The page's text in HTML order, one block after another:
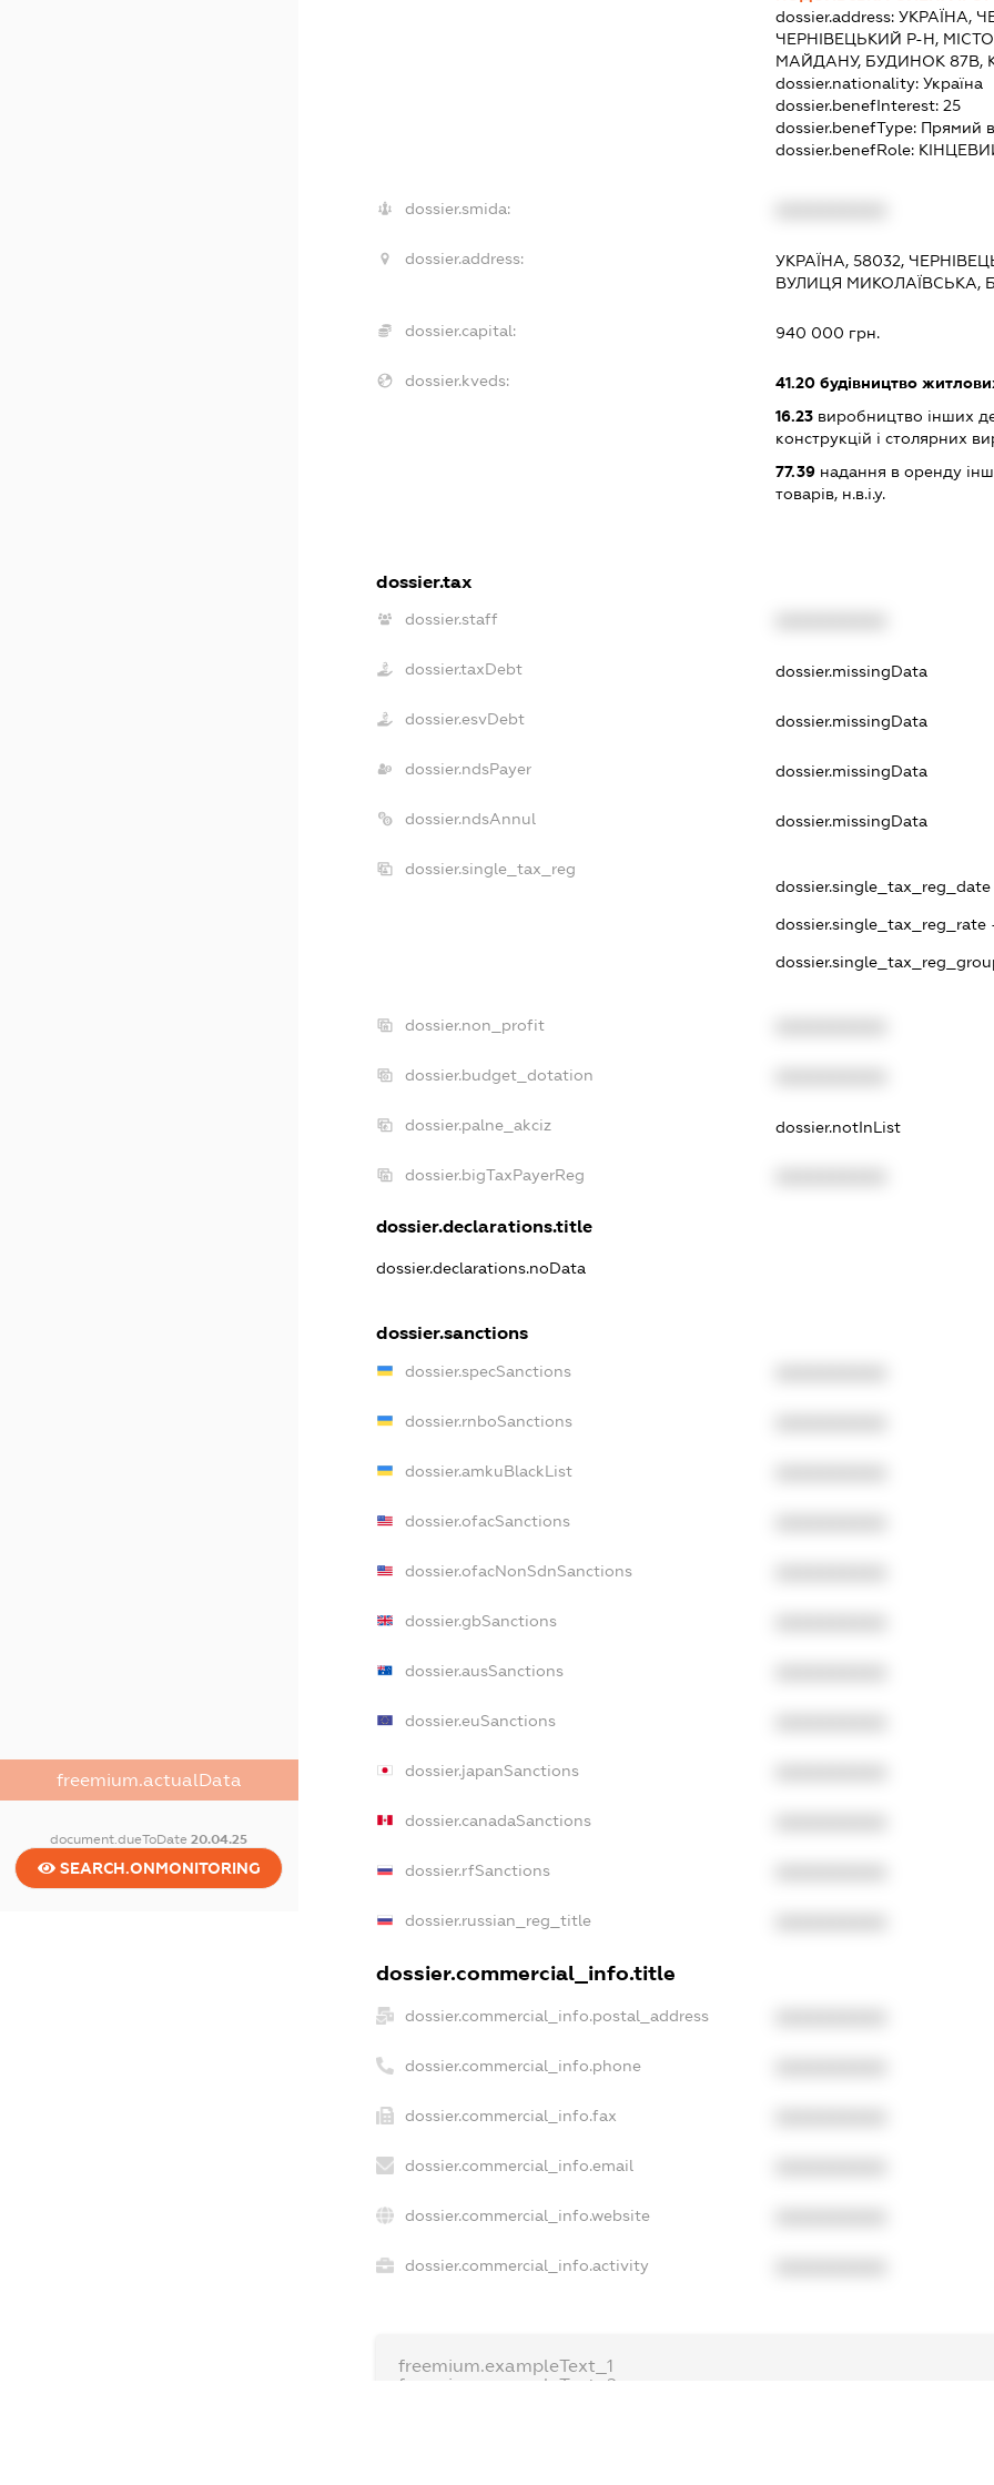
freemium.actualData
document.dueToDate20.04.25
SEARCH.ONMONITORING
dossier.address:УКРАЇНА,
ЧЕРНІВЕЦЬКИЙ Р-Н, МІСТО
МАЙДАНУ, БУДИНОК 87В,
dossier.nationality:Україна
dossier.benefInterest:25
dossier.benefType: Прямий
dossier.benefRole:
dossier.smida:
dossier.address:
УКРАЇНА, 58032,
ВУЛИЦЯ МИКОЛАЇВСЬКА,
dossier.capital: 940 000 грн.
dossier.kveds: 41.20 будівництво
16.23 виробництво інших
конструкцій і столярних
77.39 надання в оренду
товарів, н.в.і.у.
dossier.tax
dossier.staff
dossier.taxDebt dossier.missingData
dossier.esvDebt dossier.missingData
dossier.ndsPayer dossier.missingData
dossier.ndsAnnul dossier.missingData
dossier.single_tax_reg
dossier.single_tax_reg_date -
dossier.single_tax_reg_rate
dossier.non_profit
dossier.budget_dotation
dossier.palne_akciz dossier.notInList
dossier.bigTaxPayerReg
dossier.declarations.title
dossier.declarations.noData
dossier.sanctions
dossier.specSanctions
dossier.rnboSanctions
dossier.amkuBlackList
dossier.ofacSanctions
dossier.ofacNonSdnSanctions
dossier.gbSanctions
dossier.ausSanctions
dossier.euSanctions
dossier.japanSanctions
dossier.canadaSanctions
dossier.rfSanctions
dossier.russian_reg_title
dossier.commercial_info.title
dossier.commercial_info.postal_address
dossier.commercial_info.phone
dossier.commercial_info.fax
dossier.commercial_info.email
dossier.commercial_info.website
dossier.commercial_info.activity
freemium.exampleText_1
freemium.exampleText_2